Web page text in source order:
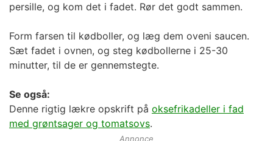
persille, og kom det i fadet. Rør det godt sammen.
Form farsen til kødboller, og læg dem oveni saucen.
Sæt fadet i ovnen, og steg kødbollerne i 25-30
minutter, til de er gennemstegte.
Se også:
Denne rigtig lækre opskrift på oksefrikadeller i fad
med grøntsager og tomatsovs.
Annonce